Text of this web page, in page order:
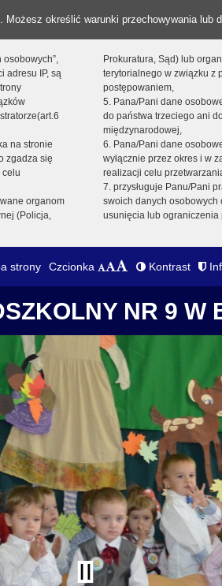
. Możesz określić warunki przechowywania lub
osobowych”,
adresu IP, są
na stronie
zgadza się
celu
organom
(Policja,
Prokuratura, Sąd) lub
terytorialnego w związku z
postępowaniem,
5. Pana/Pani dane
do państwa trzeciego ani
międzynarodowej,
6. Pana/Pani dane
wyłącznie przez okres i w
realizacji celu
7. przysługuje Panu/Pani
swoich danych osobowych
usunięcia lub
strony Czcionka Kontrast
NR 9 W